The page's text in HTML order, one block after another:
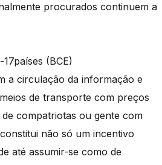
procurados continuem a
(BCE)
a circulação da informação e
de transporte com preços
compatriotas ou gente com
não só um incentivo
até assumir-se como de